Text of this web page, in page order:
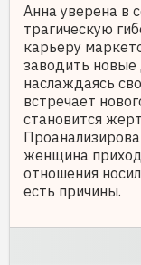
Анна уверена в
трагическую
карьеру
заводить новые
наслаждаясь
встречает
становится
женщина
отношения
есть причины.